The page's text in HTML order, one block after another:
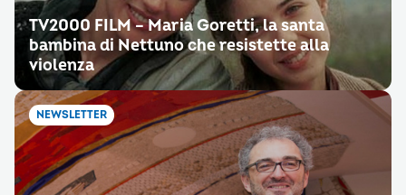
TV2000 FILM – Maria Goretti, la santa
bambina di Nettuno che resistette alla
violenza
NEWSLETTER